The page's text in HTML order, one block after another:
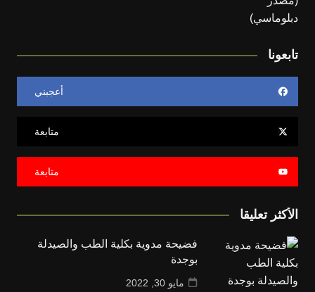
تابعونا
أعجبني
متابعة
متابعة
الأكثر تعليقا
فضيحة مدوية بكلية الطب والصيدلة
بوجدة
مايو 30, 2022